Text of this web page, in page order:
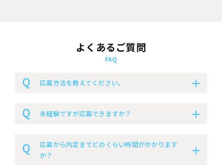
よくあるご質問
FAQ
応募方法を教えてください。
未経験ですが応募できますか？
応募から内定までどのくらい時間がかかります
か？